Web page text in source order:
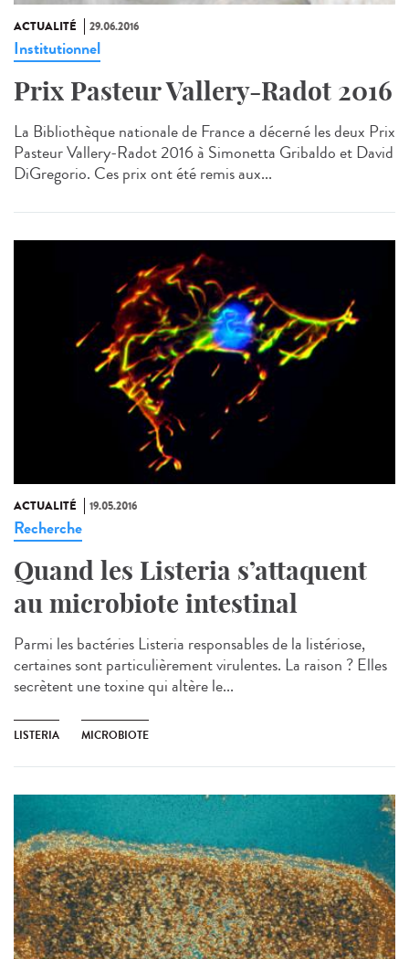
ACTUALITÉ 29.06.2016
Institutionnel
Prix Pasteur Vallery-Radot 2016
La Bibliothèque nationale de France a décerné les deux Prix
Pasteur Vallery-Radot 2016 à Simonetta Gribaldo et David
DiGregorio. Ces prix ont été remis aux...
ACTUALITÉ 19.05.2016
Recherche
Quand les Listeria s’attaquent
au microbiote intestinal
Parmi les bactéries Listeria responsables de la listériose,
certaines sont particulièrement virulentes. La raison ? Elles
secrètent une toxine qui altère le...
LISTERIA MICROBIOTE